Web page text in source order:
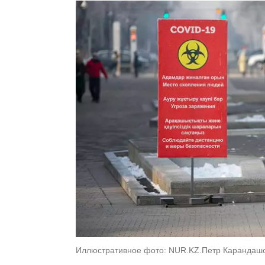
Иллюстративное фото: NUR.KZ.Петр